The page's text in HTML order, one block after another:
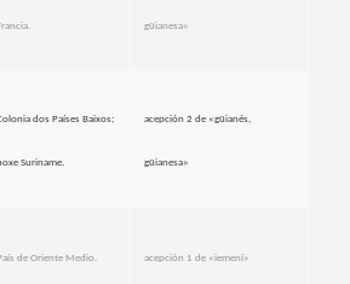
güianesa»
dos Países Baixos;
Suriname.
acepción 2 de «güianés,
güianesa»
de Oriente Medio. acepción 1 de «iemení»